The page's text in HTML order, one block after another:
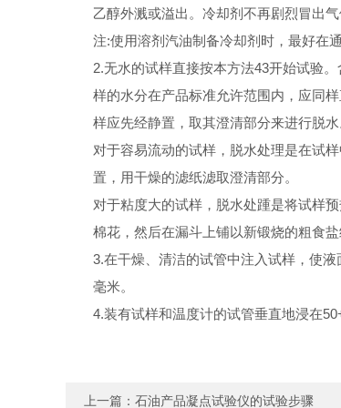
乙醇外溅或溢出。冷却剂不再剧烈冒出
注:使用溶剂汽油制备冷却剂时，最好在
2.无水的试样直接按本方法43开始试验
样的水分在产品标准允许范围内，应同
样应先经静置，取其澄清部分来进行脱水
对于容易流动的试样，脱水处理是在试
置，用干燥的滤纸滤取澄清部分。
对于粘度大的试样，脱水处踵是将试样
棉花，然后在漏斗上铺以新锻烧的粗食
3.在干燥、清洁的试管中注入试样，使
毫米。
4.装有试样和温度计的试管垂直地浸在
上一篇： 石油产品凝点试验仪的试验步骤